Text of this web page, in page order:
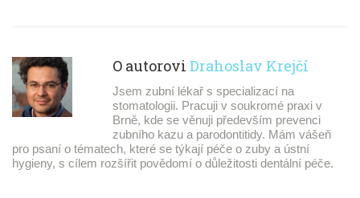
O autorovi Drahoslav Krejčí
Jsem zubní lékař s specializací na
stomatologii. Pracuji v soukromé praxi v
Brně, kde se věnuji především prevenci
zubního kazu a parodontitidy. Mám vášeň
pro psaní o tématech, které se týkají péče o zuby a ústní
hygieny, s cílem rozšířit povědomí o důležitosti dentální péče.